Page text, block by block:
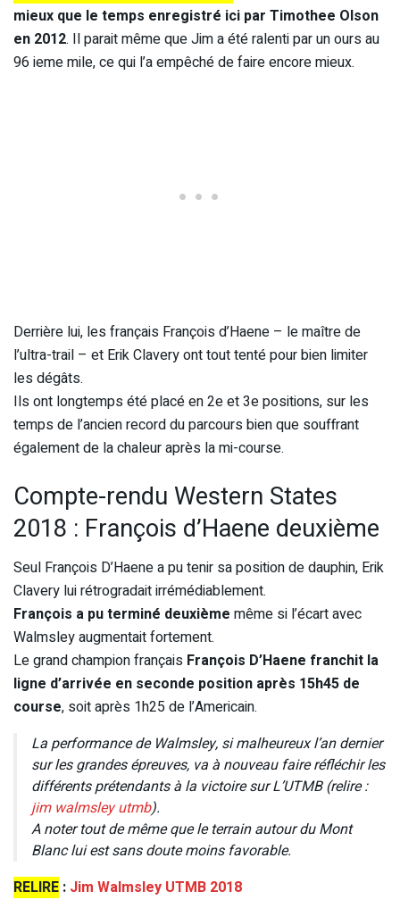
mieux que le temps enregistré ici par Timothee Olson
en 2012. Il parait même que Jim a été ralenti par un ours au
96 ieme mile, ce qui l’a empêché de faire encore mieux.
Derrière lui, les français François d’Haene – le maître de
l’ultra-trail – et Erik Clavery ont tout tenté pour bien limiter
les dégâts.
Ils ont longtemps été placé en 2e et 3e positions, sur les
temps de l’ancien record du parcours bien que souffrant
également de la chaleur après la mi-course.
Compte-rendu Western States
2018 : François d’Haene deuxième
Seul François D’Haene a pu tenir sa position de dauphin, Erik
Clavery lui rétrogradait irrémédiablement.
François a pu terminé deuxième même si l’écart avec
Walmsley augmentait fortement.
Le grand champion français François D’Haene franchit la
ligne d’arrivée en seconde position après 15h45 de
course, soit après 1h25 de l’Americain.
La performance de Walmsley, si malheureux l’an dernier
sur les grandes épreuves, va à nouveau faire réfléchir les
différents prétendants à la victoire sur L’UTMB (relire :
jim walmsley utmb).
A noter tout de même que le terrain autour du Mont
Blanc lui est sans doute moins favorable.
RELIRE : Jim Walmsley UTMB 2018